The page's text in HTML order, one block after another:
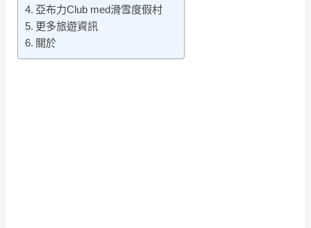
亞布力Club med滑雪度假村
更多旅遊資訊
關於